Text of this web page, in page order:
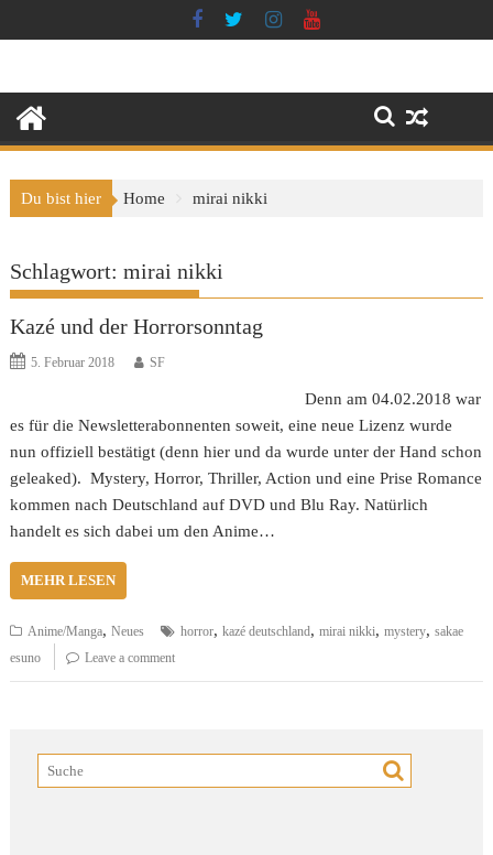
to
Du bist hier Home mirai nikki
Schlagwort:mirai nikki
Kazé und der Horrorsonntag
5. Februar 2018 SF
Denn am 04.02.2018 war
es für die Newsletterabonnenten soweit, eine neue Lizenz wurde
nun offiziell bestätigt (denn hier und da wurde unter der Hand schon
geleaked). Mystery, Horror, Thriller, Action und eine Prise Romance
kommen nach Deutschland auf DVD und Blu Ray. Natürlich
handelt es sich dabei um den Anime…
MEHR LESEN
Anime/Manga,Neues horror,kazé deutschland,mirai nikki,mystery,sakae
esuno
Leave a comment